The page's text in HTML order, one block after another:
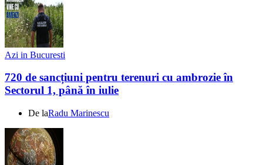
Azi in Bucuresti
720 de sancțiuni pentru terenuri cu ambrozie în
Sectorul 1, până în iulie
De laRadu Marinescu